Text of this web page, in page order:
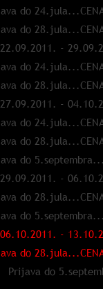
do
do
-
do
do
-
do
do
do
-
do
do
-
do
do